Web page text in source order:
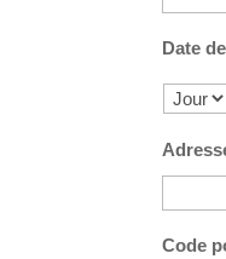
Date
Code